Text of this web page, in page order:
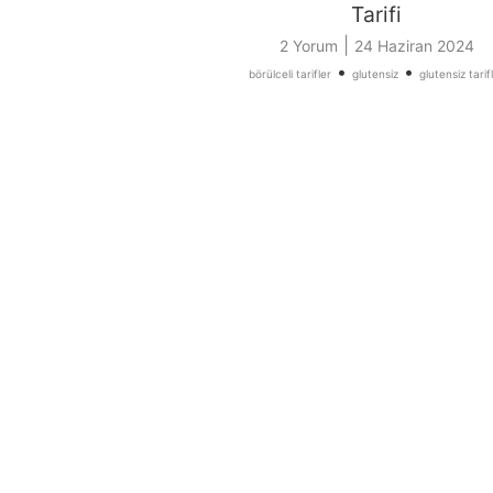
Tarifi
2 Yorum 24 Haziran 2024
börülceli tarifler • glutensiz • glutensiz